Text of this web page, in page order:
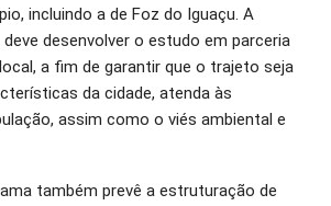
incluindo a de Foz do Iguaçu. A
desenvolver o estudo em parceria
a fim de garantir que o trajeto seja
da cidade, atenda às
assim como o viés ambiental e
também prevê a estruturação de